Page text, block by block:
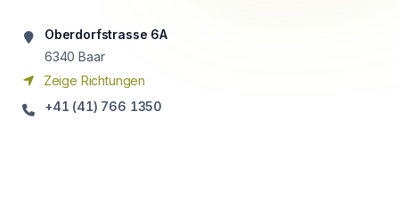
Oberdorfstrasse 6A
6340 Baar
Zeige Richtungen
+41 (41) 766 1350